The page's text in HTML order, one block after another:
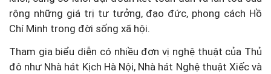
rộng những giá trị tư tưởng, đạo đức, phong cách Hồ
Chí Minh trong đời sống xã hội.
Tham gia biểu diễn có nhiều đơn vị nghệ thuật của Thủ
đô như Nhà hát Kịch Hà Nội, Nhà hát Nghệ thuật Xiếc và